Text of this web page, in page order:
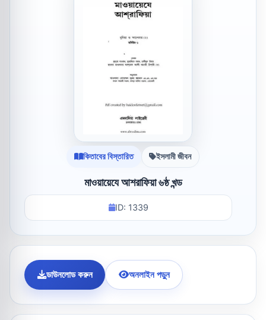
কিতাবের বিস্তারিত ইসলামী জীবন
মাওয়ায়েযে আশরাফিয়া ৬ষ্ঠ খন্ড
ID: 1339
ডাউনলোড করুন অনলাইন পড়ুন